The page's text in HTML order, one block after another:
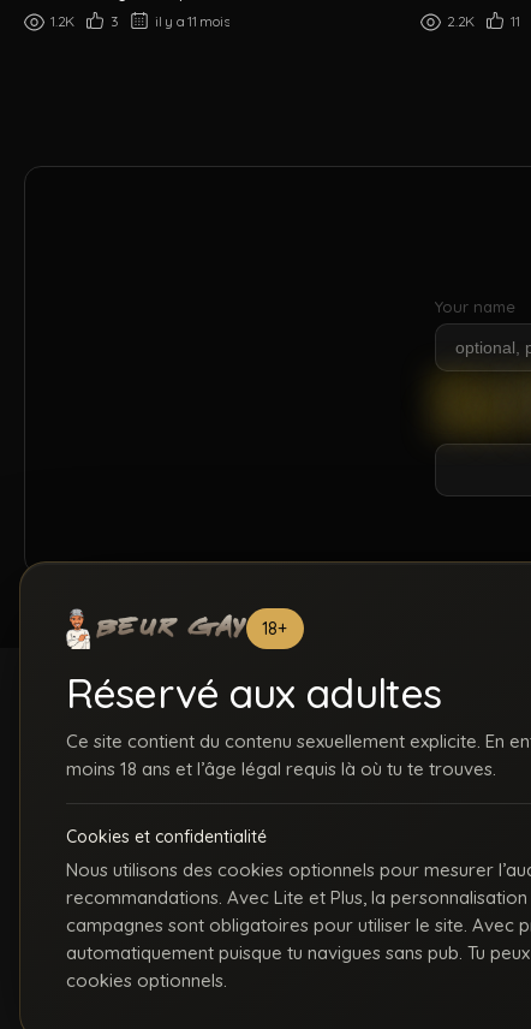
18+
Réservé aux adultes
Ce site contient du contenu sexuellement explicite. En
moins 18 ans et l’âge légal requis là où tu te trouves.
Cookies et confidentialité
Nous utilisons des cookies optionnels pour mesurer
recommandations. Avec Lite et Plus, la
campagnes sont obligatoires pour utiliser le site. Avec
automatiquement puisque tu navigues sans pub. Tu
cookies optionnels.
1.2K 3 il y a 11 mois 2.2K 11
Your name
La première communauté en ligne dédiée au porno gay beur et